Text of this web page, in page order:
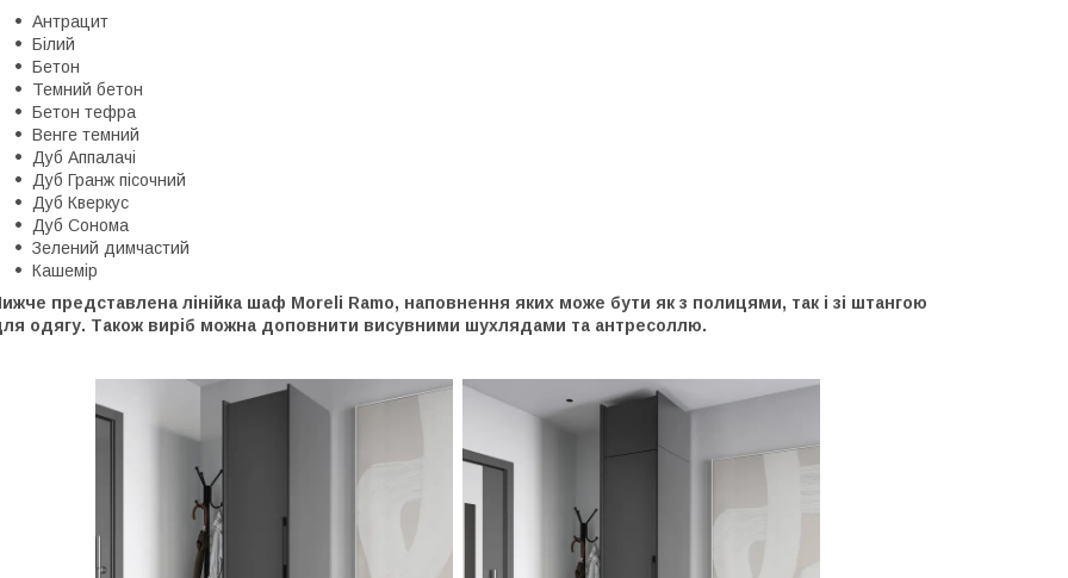
Антрацит
Білий
Бетон
Темний бетон
Бетон тефра
Венге темний
Дуб Аппалачі
Дуб Гранж пісочний
Дуб Кверкус
Дуб Сонома
Зелений димчастий
Кашемір
представлена лінійка шаф Moreli Ramo, наповнення яких може бути як з полицями, так і зі штангою
одягу. Також виріб можна доповнити висувними шухлядами та антресоллю.